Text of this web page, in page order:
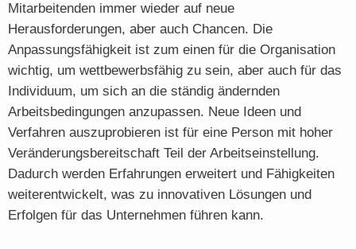
Mitarbeitenden immer wieder auf neue
Herausforderungen, aber auch Chancen. Die
Anpassungsfähigkeit ist zum einen für die Organisation
wichtig, um wettbewerbsfähig zu sein, aber auch für das
Individuum, um sich an die ständig ändernden
Arbeitsbedingungen anzupassen. Neue Ideen und
Verfahren auszuprobieren ist für eine Person mit hoher
Veränderungsbereitschaft Teil der Arbeitseinstellung.
Dadurch werden Erfahrungen erweitert und Fähigkeiten
weiterentwickelt, was zu innovativen Lösungen und
Erfolgen für das Unternehmen führen kann.